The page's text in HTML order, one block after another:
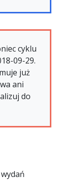
cyklu
09-29.
już
ani
do